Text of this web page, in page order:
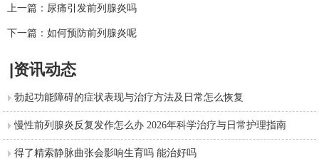
上一篇： 尿痛引发前列腺炎吗
下一篇： 如何预防前列腺炎呢
|资讯动态
勃起功能障碍的症状表现与治疗方法及日常怎么恢复
慢性前列腺炎反复发作怎么办 2026年科学治疗与日常护理指南
得了精索静脉曲张会影响生育吗 能治好吗